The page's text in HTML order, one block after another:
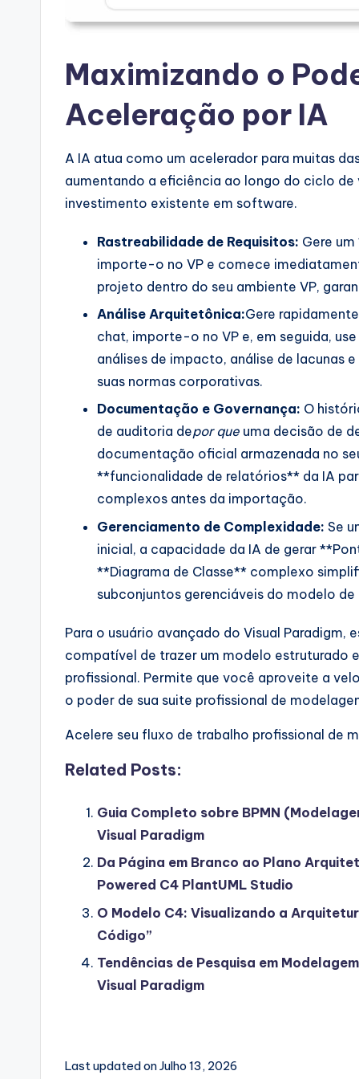
Maximizando o
Aceleração por IA
A IA atua como um acelerador para muitas
aumentando a eficiência ao longo do ciclo
investimento existente em software.
Rastreabilidade de Requisitos: Gere
importe-o no VP e comece
projeto dentro do seu ambiente VP,
Análise Arquitetônica:Gere
chat, importe-o no VP e, em seguida,
análises de impacto, análise de lacunas
suas normas corporativas.
Documentação e Governança: O
de auditoria depor que uma decisão de
documentação oficial armazenada no
**funcionalidade de relatórios** da IA
complexos antes da importação.
Gerenciamento de Complexidade: Se
inicial, a capacidade da IA de gerar
**Diagrama de Classe** complexo
subconjuntos gerenciáveis do modelo
Para o usuário avançado do Visual Paradigm,
compatível de trazer um modelo estruturado
profissional. Permite que você aproveite a
o poder de sua suite profissional de
Acelere seu fluxo de trabalho profissional de
Related Posts:
Guia Completo sobre BPMN
Visual Paradigm
Da Página em Branco ao Plano
Powered C4 PlantUML Studio
O Modelo C4: Visualizando a
Código”
Tendências de Pesquisa em
Visual Paradigm
Last updated on Julho 13, 2026